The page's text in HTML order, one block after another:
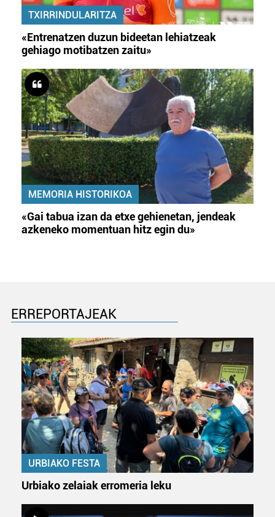
TXIRRINDULARITZA
«Entrenatzen duzun bideetan lehiatzeak
gehiago motibatzen zaitu»
MEMORIA HISTORIKOA
«Gai tabua izan da etxe gehienetan, jendeak
azkeneko momentuan hitz egin du»
ERREPORTAJEAK
URBIAKO FESTA
Urbiako zelaiak erromeria leku